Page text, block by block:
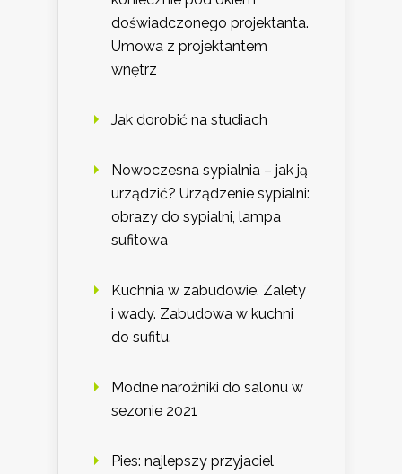
doświadczonego projektanta.
Umowa z projektantem
wnętrz
Jak dorobić na studiach
Nowoczesna sypialnia – jak ją
urządzić? Urządzenie sypialni:
obrazy do sypialni, lampa
sufitowa
Kuchnia w zabudowie. Zalety
i wady. Zabudowa w kuchni
do sufitu.
Modne narożniki do salonu w
sezonie 2021
Pies: najlepszy przyjaciel